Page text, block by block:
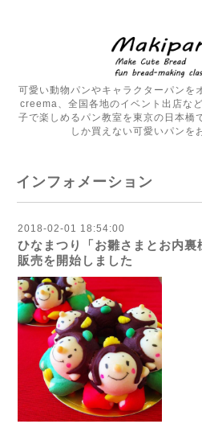
可愛い動物パンやキャラクターパンを
creema、全国各地のイベント出店な
子で楽しめるパン教室を東京の日本橋
しか買えない可愛いパンを
インフォメーション
2018-02-01 18:54:00
ひなまつり「お雛さまとお内
販売を開始しました